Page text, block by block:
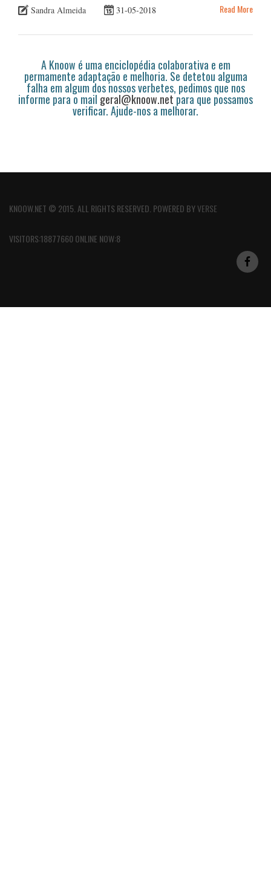
Sandra Almeida
31-05-2018 Read More
A Knoow é uma enciclopédia colaborativa e em
permamente adaptação e melhoria. Se detetou alguma
falha em algum dos nossos verbetes, pedimos que nos
informe para o mail geral@knoow.netpara que possamos
verificar. Ajude-nos a melhorar.
KNOOW.NET © 2015. ALL RIGHTS RESERVED. POWERED BYVERSE
VISITORS:18877660 ONLINE NOW:8